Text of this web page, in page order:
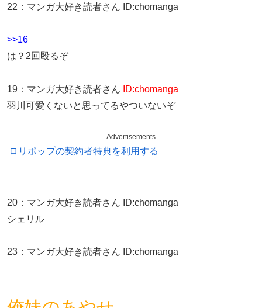
22 ： マンガ大好き読者さん ID:chomanga
>>16
は？2回殴るぞ
19 ： マンガ大好き読者さん ID:chomanga
羽川可愛くないと思ってるやついないぞ
Advertisements
ロリポップの契約者特典を利用する
20 ： マンガ大好き読者さん ID:chomanga
シェリル
23 ： マンガ大好き読者さん ID:chomanga